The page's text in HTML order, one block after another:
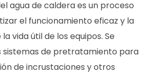
agua de caldera es un proceso
el funcionamiento eficaz y la
vida útil de los equipos. Se
sistemas de pretratamiento para
de incrustaciones y otros